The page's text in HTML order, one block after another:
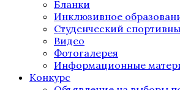
Бланки
Инклюзивное
Студенческий
Видео
Фотогалерея
Информационные
Конкурс